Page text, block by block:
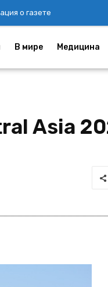
о газете
В мире Медицина
Asia